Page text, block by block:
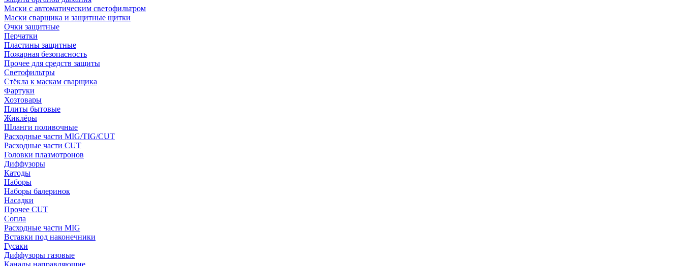
Маски с автоматическим светофильтром
Маски сварщика и защитные щитки
Очки защитные
Перчатки
Пластины защитные
Пожарная безопасность
Прочее для средств защиты
Светофильтры
Стёкла к маскам сварщика
Фартуки
Хозтовары
Плиты бытовые
Жиклёры
Шланги поливочные
Расходные части MIG/TIG/CUT
Расходные части CUT
Головки плазмотронов
Диффузоры
Катоды
Наборы
Наборы балеринок
Насадки
Прочее CUT
Сопла
Расходные части MIG
Вставки под наконечники
Гусаки
Диффузоры газовые
Каналы направляющие